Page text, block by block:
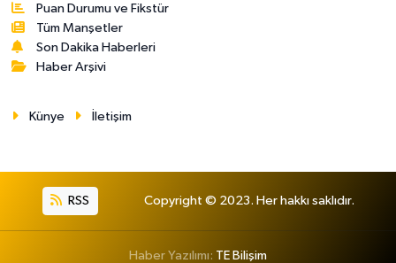
Puan Durumu ve Fikstür
Tüm Manşetler
Son Dakika Haberleri
Haber Arşivi
Künye İletişim
RSS Copyright © 2023. Her hakkı saklıdır.
Haber Yazılımı: TE Bilişim